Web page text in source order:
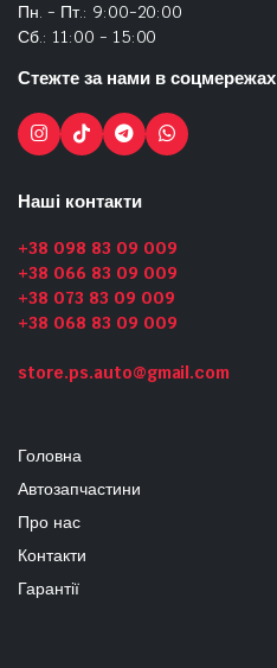
Пн. - Пт.: 9:00-20:00
Сб.: 11:00 - 15:00
Стежте за нами в соцмережах
Наші контакти
+38 098 83 09 009
+38 066 83 09 009
+38 073 83 09 009
+38 068 83 09 009
store.ps.auto@gmail.com
Головна
Автозапчастини
Про нас
Контакти
Гарантії